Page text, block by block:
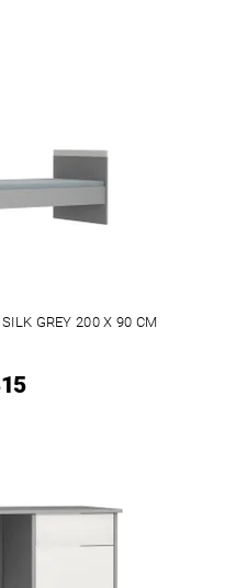
GREY 200 X 90 CM